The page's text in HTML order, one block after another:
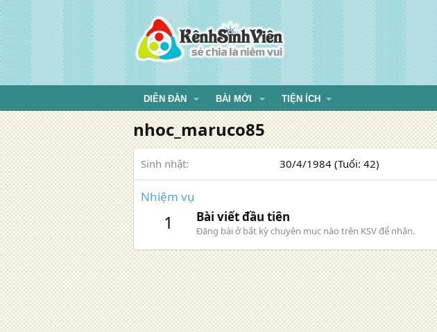
DIỄN ĐÀN BÀI MỚI TIỆN ÍCH
nhoc_maruco85
Sinh nhật 30/4/1984 (Tuổi: 42)
Nhiệm vụ
1 Bài viết đầu tiên
Đăng bài ở bất kỳ chuyên mục nào trên KSV để nhận.